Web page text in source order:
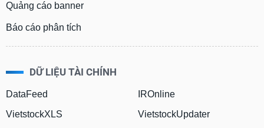
Quảng cáo banner
Báo cáo phân tích
DỮ LIỆU TÀI CHÍNH
DataFeed
VietstockXLS
IROnline
VietstockUpdater